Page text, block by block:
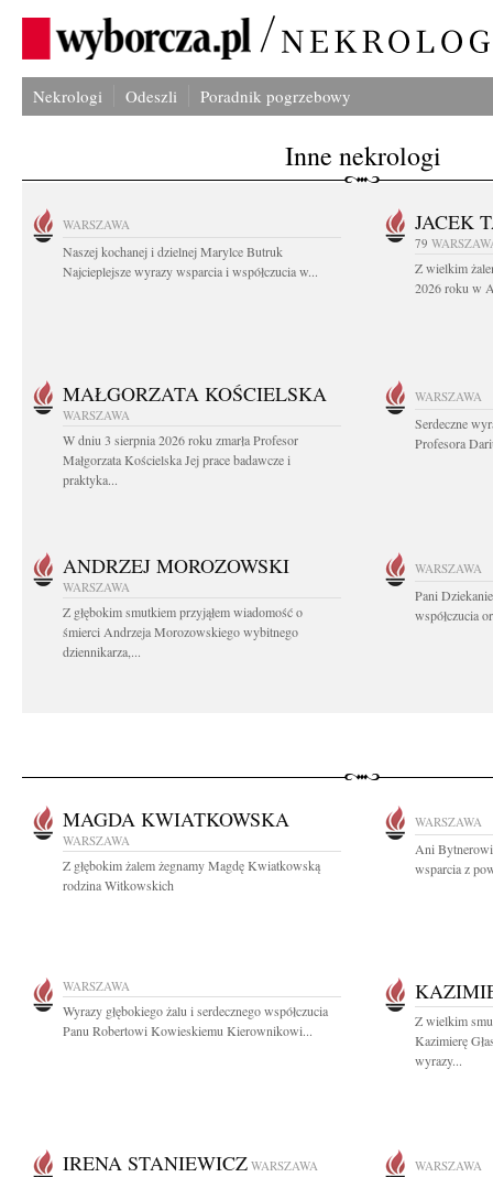
Nekrologi Odeszli Poradnik pogrzebowy
Inne nekrologi
WARSZAWA
Naszej kochanej i dzielnej Marylce Butruk
Najcieplejsze wyrazy wsparcia i współczucia w...
JACEK
79
Z wielkim
2026 roku w
MAŁGORZATA KOŚCIELSKA
WARSZAWA
W dniu 3 sierpnia 2026 roku zmarła Profesor
Małgorzata Kościelska Jej prace badawcze i
praktyka...
WARSZAWA
Serdeczne
Profesora
ANDRZEJ MOROZOWSKI
WARSZAWA
Z głębokim smutkiem przyjąłem wiadomość o
śmierci Andrzeja Morozowskiego wybitnego
dziennikarza,...
WARSZAWA
Pani
współczucia
MAGDA KWIATKOWSKA
WARSZAWA
Z głębokim żalem żegnamy Magdę Kwiatkowską
rodzina Witkowskich
WARSZAWA
Ani
wsparcia z
WARSZAWA
Wyrazy głębokiego żalu i serdecznego współczucia
Panu Robertowi Kowieskiemu Kierownikowi...
Z wielkim
Kazimierę
wyrazy...
IRENA STANIEWICZ WARSZAWA WARSZAWA